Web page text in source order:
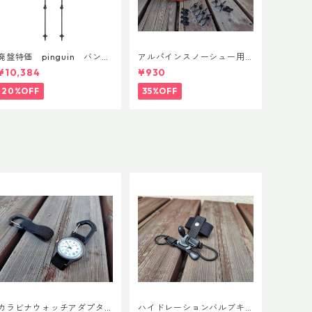
盤特価 pinguin バンブ
FLフォーム(ペア)
20%OFF
アルパインスノーシュー用
ストラップキャッチ(ペア)
¥930
35%OFF
ラビナウォッチアダプタ ハイドレーションバルブキ